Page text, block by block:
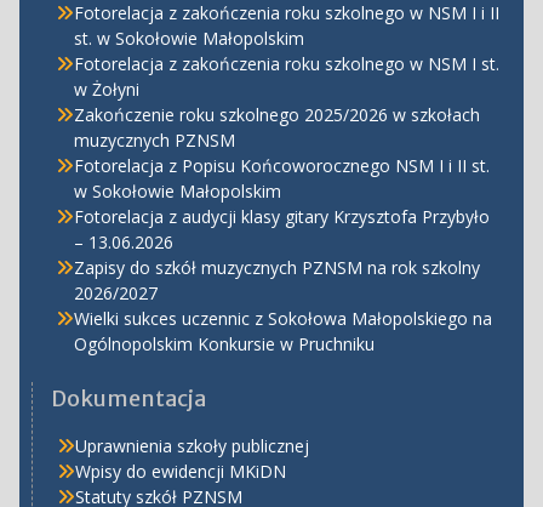
Fotorelacja z zakończenia roku szkolnego w NSM I i II
st. w Sokołowie Małopolskim
Fotorelacja z zakończenia roku szkolnego w NSM I st.
w Żołyni
Zakończenie roku szkolnego 2025/2026 w szkołach
muzycznych PZNSM
Fotorelacja z Popisu Końcoworocznego NSM I i II st.
w Sokołowie Małopolskim
Fotorelacja z audycji klasy gitary Krzysztofa Przybyło
– 13.06.2026
Zapisy do szkół muzycznych PZNSM na rok szkolny
2026/2027
Wielki sukces uczennic z Sokołowa Małopolskiego na
Ogólnopolskim Konkursie w Pruchniku
Dokumentacja
Uprawnienia szkoły publicznej
Wpisy do ewidencji MKiDN
Statuty szkół PZNSM